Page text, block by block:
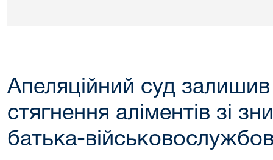
Апеляційний суд
стягнення аліментів зі
батька-